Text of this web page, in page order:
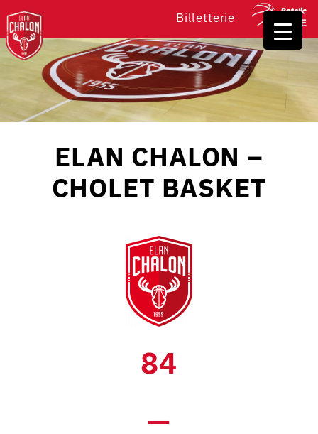
Billetterie
ELAN CHALON –
CHOLET BASKET
84
—